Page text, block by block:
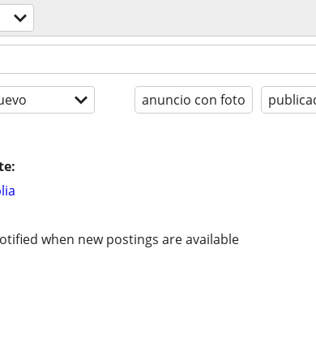
anuncio con foto
when new postings are available